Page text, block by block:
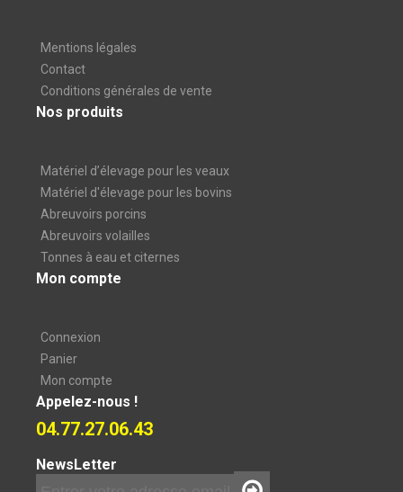
Mentions légales
Contact
Conditions générales de vente
Nos produits
Matériel d’élevage pour les veaux
Matériel d'élevage pour les bovins
Abreuvoirs porcins
Abreuvoirs volailles
Tonnes à eau et citernes
Mon compte
Connexion
Panier
Mon compte
Appelez-nous !
04.77.27.06.43
NewsLetter